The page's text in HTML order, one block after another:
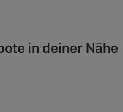
in deiner Nähe